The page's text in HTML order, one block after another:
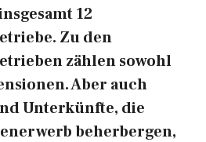
12
Zu den
zählen sowohl
Aber auch
Unterkünfte, die
beherbergen,